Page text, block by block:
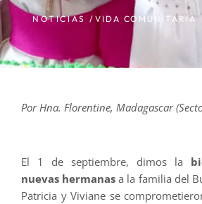
NOTICIAS / VIDA COMUNITARIA
Por Hna. Florentine, Madagascar
El 1 de septiembre, dimos la
nuevas hermanas a la familia del
Patricia y Viviane se